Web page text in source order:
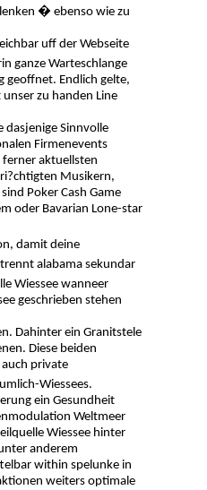
� ebenso wie zu
uff der Webseite
ganze Warteschlange
geoffnet. Endlich gelte,
zu handen Line
dasjenige Sinnvolle
Firmenevents
ferner aktuellsten
Musikern,
Poker Cash Game
oder Bavarian Lone-star
damit deine
alabama sekundar
Wiessee wanneer
geschrieben stehen
Dahinter ein Granitstele
Diese beiden
private
Wiessees.
ein Gesundheit
Weltmeer
Wiessee hinter
anderem
within spelunke in
weiters optimale